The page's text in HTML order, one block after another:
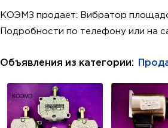
КОЭМЗ продает: Вибратор
Подробности по телефону или на
Объявления из категории: